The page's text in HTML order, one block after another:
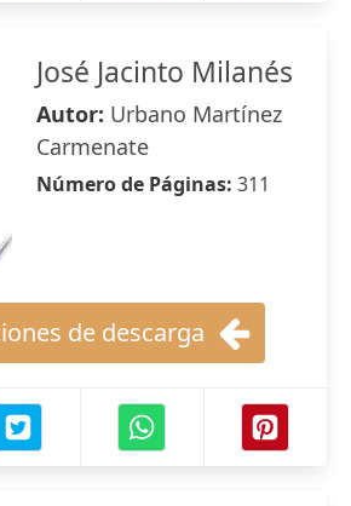
José Jacinto Milanés
Autor: Urbano Martínez
Carmenate
Número de Páginas: 311
de descarga